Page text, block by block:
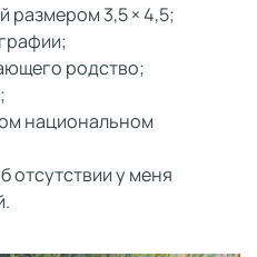
размером 3,5 × 4,5;
родство;
национальном
отсутствии у меня